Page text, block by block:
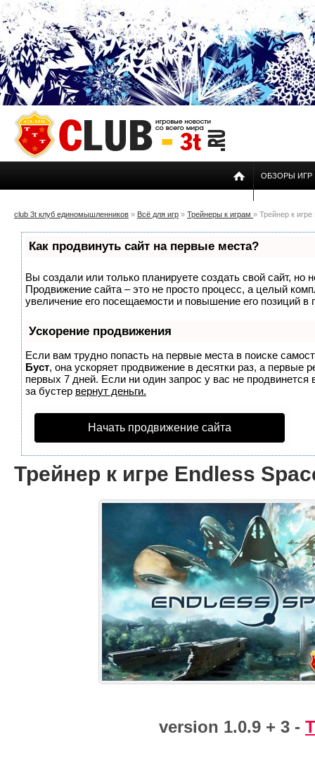
ОБЗОРЫ ИГР
club 3t клуб единомышленников » Всё для игр » Трейнеры к играм » Трейнер к
Как продвинуть сайт на первые места?
Вы создали или только планируете создать свой сайт, но
Продвижение сайта – это не просто процесс, а целый
увеличение его посещаемости и повышение его позиций в
Ускорение продвижения
Если вам трудно попасть на первые места в поиске
Буст, она ускоряет продвижение в десятки раз, а первые
первых 7 дней. Если ни один запрос у вас не продвинется
за бустер вернут деньги.
Начать продвижение сайта
Трейнер к игре Endless
version 1.0.9 + 3 -